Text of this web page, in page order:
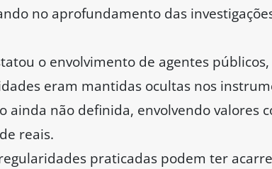
no aprofundamento das
o envolvimento de agentes
eram mantidas ocultas nos
ainda não definida, envolvendo valores
reais.
praticadas podem ter